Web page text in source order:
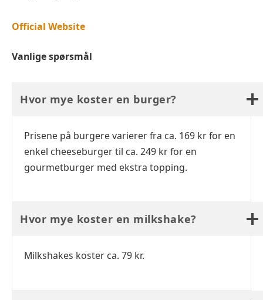
Official Website
Vanlige spørsmål
Hvor mye koster en burger?
Prisene på burgere varierer fra ca. 169 kr for en
enkel cheeseburger til ca. 249 kr for en
gourmetburger med ekstra topping.
Hvor mye koster en milkshake?
Milkshakes koster ca. 79 kr.